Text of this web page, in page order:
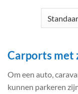
Carports met
Om een auto,
kunnen parkeren